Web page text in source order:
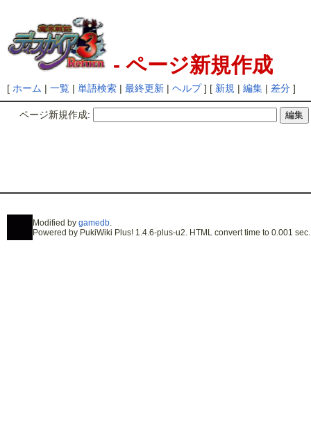
- ページ新規作成
[ ホーム | 一覧| 単語検索| 最終更新| ヘルプ] [ 新規 | 編集| 差分]
ページ新規作成:
Modified by gamedb.
Powered by PukiWiki Plus! 1.4.6-plus-u2. HTML convert time to 0.001 sec.